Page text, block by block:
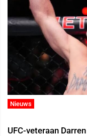
Nieuws
UFC-veteraan